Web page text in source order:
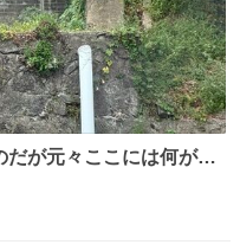
が元々ここには何があ